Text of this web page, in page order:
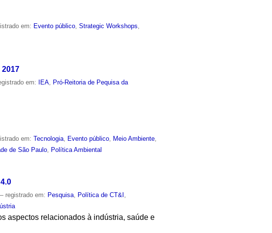
em: Evento público,Strategic Workshops,
em: IEA, Pró-Reitoria de Pequisa da
em:Tecnologia Evento público Meio Ambiente
de São Paulo Política Ambiental
registrado em: Pesquisa Política de CT&I
aspectos relacionados à indústria, saúde e